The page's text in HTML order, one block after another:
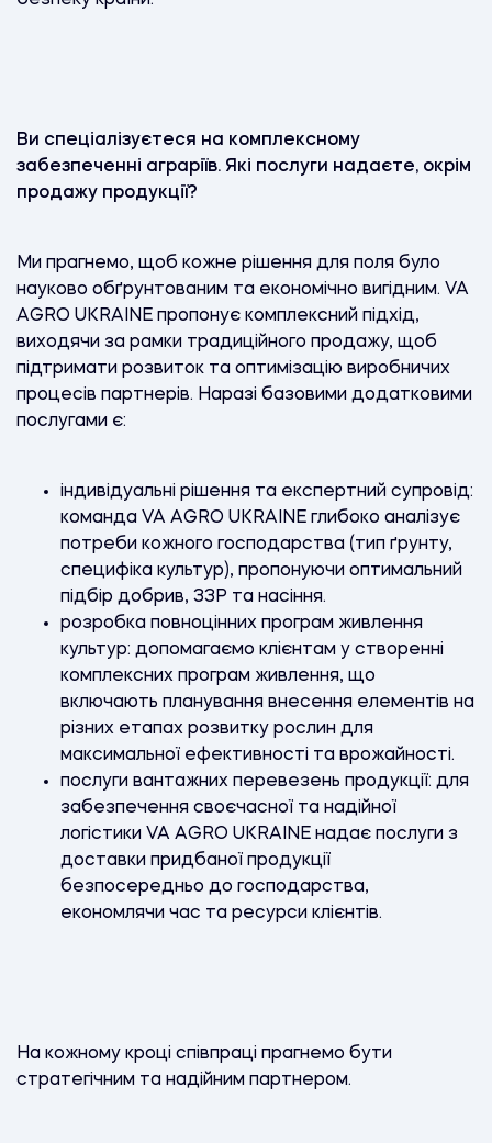
Ви спеціалізуєтеся на комплексному
забезпеченні аграріїв. Які послуги надаєте, окрім
продажу продукції?
Ми прагнемо, щоб кожне рішення для поля було
науково обґрунтованим та економічно вигідним. VA
AGRO UKRAINE пропонує комплексний підхід,
виходячи за рамки традиційного продажу, щоб
підтримати розвиток та оптимізацію виробничих
процесів партнерів. Наразі базовими додатковими
послугами є:
індивідуальні рішення та експертний супровід:
команда VA AGRO UKRAINE глибоко аналізує
потреби кожного господарства (тип ґрунту,
специфіка культур), пропонуючи оптимальний
підбір добрив, ЗЗР та насіння.
розробка повноцінних програм живлення
культур: допомагаємо клієнтам у створенні
комплексних програм живлення, що
включають планування внесення елементів на
різних етапах розвитку рослин для
максимальної ефективності та врожайності.
послуги вантажних перевезень продукції: для
забезпечення своєчасної та надійної
логістики VA AGRO UKRAINE надає послуги з
доставки придбаної продукції
безпосередньо до господарства,
економлячи час та ресурси клієнтів.
На кожному кроці співпраці прагнемо бути
стратегічним та надійним партнером.